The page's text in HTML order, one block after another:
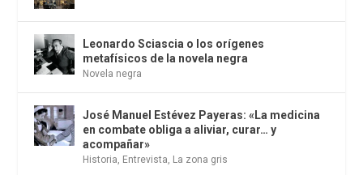
Leonardo Sciascia o los orígenes
metafísicos de la novela negra
Novela negra
José Manuel Estévez Payeras: «La medicina
en combate obliga a aliviar, curar… y
acompañar»
Historia, Entrevista, La zona gris